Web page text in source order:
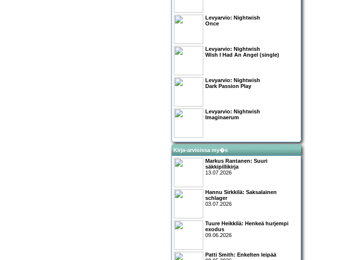
Levyarvio: Nightwish
Once
Levyarvio: Nightwish
Wish I Had An Angel (single)
Levyarvio: Nightwish
Dark Passion Play
Levyarvio: Nightwish
Imaginaerum
Kirja-arvioissa my�s
Markus Rantanen: Suuri
säkkipillikirja
13.07.2026
Hannu Sirkkilä: Saksalainen
schlager
03.07.2026
Tuure Heikkilä: Henkeä hurjempi
exodus
09.06.2026
Patti Smith: Enkelten leipää